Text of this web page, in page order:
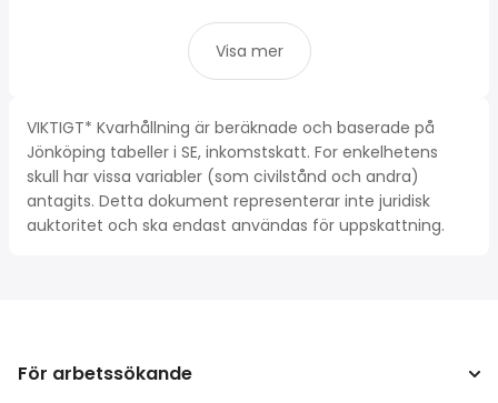
Visa mer
VIKTIGT* Kvarhållning är beräknade och baserade på
Jönköping tabeller i SE, inkomstskatt. For enkelhetens
skull har vissa variabler (som civilstånd och andra)
antagits. Detta dokument representerar inte juridisk
auktoritet och ska endast användas för uppskattning.
För arbetssökande